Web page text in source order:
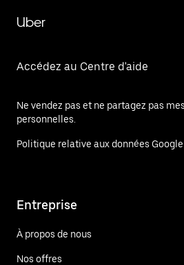
Uber
Accédez au Centre d'aide
Ne vendez pas et ne partagez pas
personnelles.
Politique relative aux données Google
Entreprise
À propos de nous
Nos offres